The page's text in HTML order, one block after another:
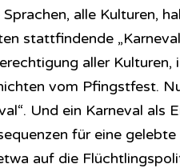
alle Kulturen,
stattfindende
aller
vom Pfingstfest.
Und ein Karneval als
für eine
auf die